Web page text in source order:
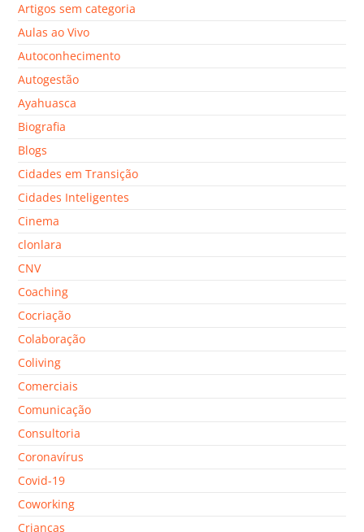
Artigos sem categoria
Aulas ao Vivo
Autoconhecimento
Autogestão
Ayahuasca
Biografia
Blogs
Cidades em Transição
Cidades Inteligentes
Cinema
clonlara
CNV
Coaching
Cocriação
Colaboração
Coliving
Comerciais
Comunicação
Consultoria
Coronavírus
Covid-19
Coworking
Crianças